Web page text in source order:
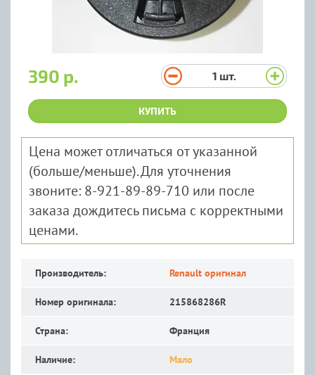
390 р. 1 шт.
КУПИТЬ
Цена может отличаться от указанной
(больше/меньше). Для уточнения
звоните: 8-921-89-89-710 или после
заказа дождитесь письма с корректными
ценами.
Производитель: Renault оригинал
Номер оригинала: 215868286R
Страна: Франция
Наличие: Мало